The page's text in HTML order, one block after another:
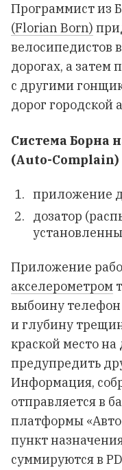
Программист из
(Florian Born)
велосипедистов
дорогах, а
с другими
дорог городской
Система Борна
(Auto-Complain)
приложение
дозатор
Приложение
акселерометром
выбоину
и глубину
краской место на
предупредить
Информация,
отправляется в
платформы
пункт
суммируются в